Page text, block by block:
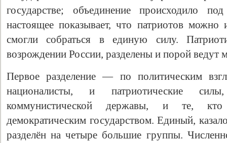
государстве; объединение происходило
настоящее показывает, что патриотов
смогли собраться в единую силу.
возрождении России, разделены и порой
Первое разделение — по политическим
националисты, и патриотические
коммунистической державы, и те,
демократическим государством. Единый,
разделён на четыре большие группы.